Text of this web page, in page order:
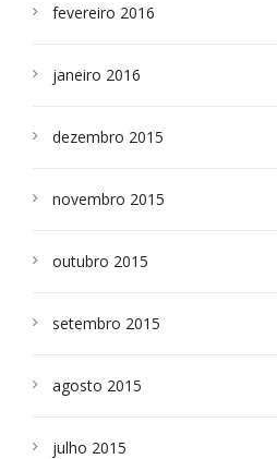
fevereiro 2016
janeiro 2016
dezembro 2015
novembro 2015
outubro 2015
setembro 2015
agosto 2015
julho 2015